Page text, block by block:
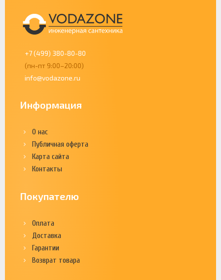
+7 (499) 380-80-80
(пн-пт 9:00–20:00)
info@vodazone.ru
Информация
О нас
Публичная оферта
Карта сайта
Контакты
Покупателю
Оплата
Доставка
Гарантии
Возврат товара